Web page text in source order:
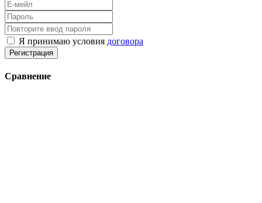
Я принимаю условия договора
Регистрация
Сравнение